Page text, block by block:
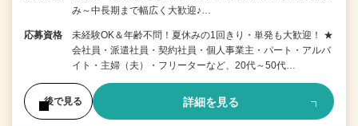
み～中長期まで幅広く大歓迎♪…
応募資格
未経験OK＆年齢不問！夏休みの1回きり・単発も大歓迎！ ★
会社員・派遣社員・契約社員・個人事業主・パート・アルバ
イト・主婦（夫）・フリーターなど、20代～50代…
後で見る 詳細を見る